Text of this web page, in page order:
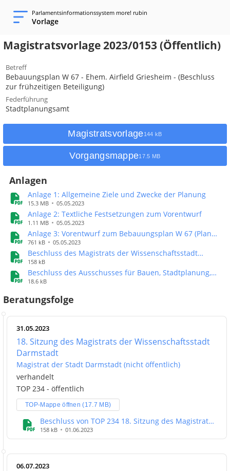
Parlamentsinformationssystem more! rubin
Vorlage
Magistratsvorlage 2023/0153 (Öffentlich)
Betreff
Bebauungsplan W 67 - Ehem. Airfield Griesheim - (Beschluss
zur frühzeitigen Beteiligung)
Federführung
Stadtplanungsamt
Magistratsvorlage144 kB
Vorgangsmappe17.5 MB
Anlagen
Anlage 1: Allgemeine Ziele und Zwecke der Planung
15.3 MB 05.05.2023
Anlage 2: Textliche Festsetzungen zum Vorentwurf
1.11 MB 05.05.2023
Anlage 3: Vorentwurf zum Bebauungsplan W 67 (Plan
wird zu Präsenzsitzungen aufgehängt /
761 kB 05.05.2023
Beschluss des Magistrats der Wissenschaftsstadt
Darmstadt vom 31.05.2023
158 kB
Beschluss des Ausschusses für Bauen, Stadtplanung,
Verkehr und Liegenschaften vom 06.07.2023
18.6 kB
Beratungsfolge
31.05.2023
18. Sitzung des Magistrats der Wissenschaftsstadt
Darmstadt
Magistrat der Stadt Darmstadt (nicht öffentlich)
verhandelt
TOP 234 - öffentlich
TOP-Mappe öffnen (17.7 MB)
Beschluss von TOP 234 18. Sitzung des Magistrats
der Wissenschaftsstadt Darmstadt
158 kB 01.06.2023
06.07.2023